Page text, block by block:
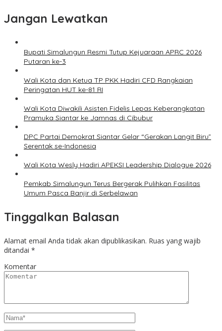
Jangan Lewatkan
Bupati Simalungun Resmi Tutup Kejuaraan APRC 2026
Putaran ke-3
Wali Kota dan Ketua TP PKK Hadiri CFD Rangkaian
Peringatan HUT ke-81 RI
Wali Kota Diwakili Asisten Fidelis Lepas Keberangkatan
Pramuka Siantar ke Jamnas di Cibubur
DPC Partai Demokrat Siantar Gelar “Gerakan Langit Biru”
Serentak se-Indonesia
Wali Kota Wesly Hadiri APEKSI Leadership Dialogue 2026
Pemkab Simalungun Terus Bergerak Pulihkan Fasilitas
Umum Pasca Banjir di Serbelawan
Tinggalkan Balasan
Alamat email Anda tidak akan dipublikasikan. Ruas yang wajib
ditandai *
Komentar